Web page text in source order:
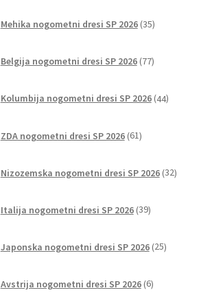
Mehika nogometni dresi SP 2026 35izdelkov
Belgija nogometni dresi SP 2026 77izdelkov
Kolumbija nogometni dresi SP 2026 44izdelkov
ZDA nogometni dresi SP 2026 61izdelkov
Nizozemska nogometni dresi SP 2026 32izdelkov
Italija nogometni dresi SP 2026 39izdelkov
Japonska nogometni dresi SP 2026 25izdelkov
Avstrija nogometni dresi SP 2026 6izdelkov